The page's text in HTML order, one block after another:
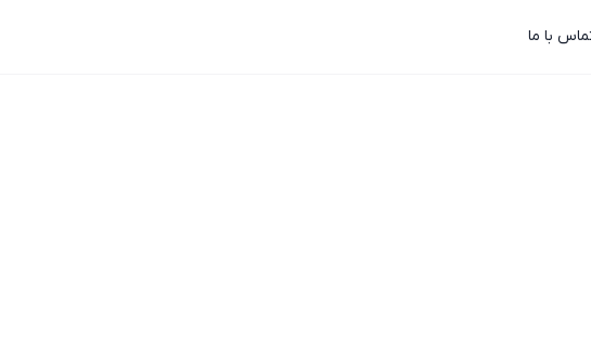
با ما